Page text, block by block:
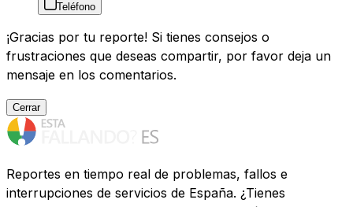
Teléfono
¡Gracias por tu reporte! Si tienes consejos o
frustraciones que deseas compartir, por favor deja un
mensaje en los comentarios.
Cerrar
Reportes en tiempo real de problemas, fallos e
interrupciones de servicios de España. ¿Tienes